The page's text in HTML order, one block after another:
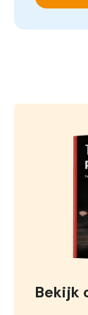
Bekijk